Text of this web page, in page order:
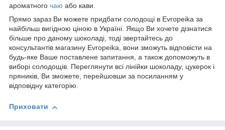
ароматного чаю або кави.
Прямо зараз Ви можете придбати солодощі в Evropeika за
найбільш вигідною ціною в Україні. Якщо Ви хочете дізнатися
більше про даному шоколаді, тоді звертайтесь до
консультантів магазину Evropeika, вони зможуть відповісти на
будь-яке Ваше поставлене запитання, а також допоможуть в
виборі солодощів. Переглянути всі лінійки шоколаду, цукерок і
пряників, Ви зможете, перейшовши за посиланням у
відповідну категорію.
Приховати